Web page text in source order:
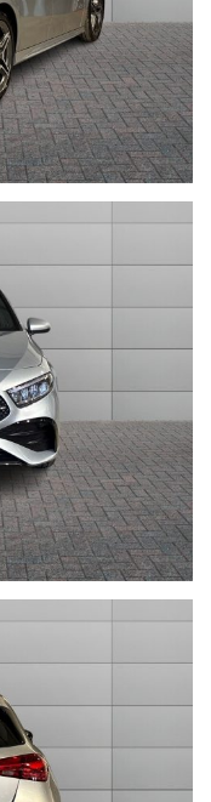
anti
nei diversi portali.
in alcun modo un
intervenire su